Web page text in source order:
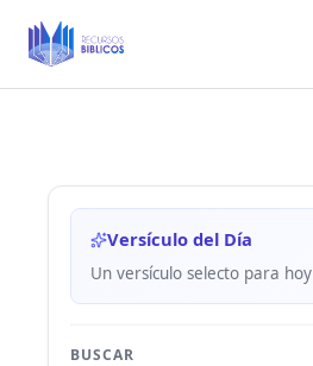
Versículo del Día
Un versículo selecto para hoy
BUSCAR